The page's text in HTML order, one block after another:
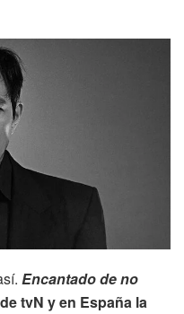
Encantado de no
tvN y en España la